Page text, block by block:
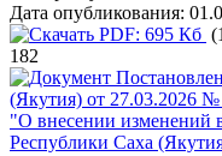
Дата опубликования:
PDF: 695 Кб
182
(Якутия) от 27.03.2026 №
"О внесении изменений
Республики Саха